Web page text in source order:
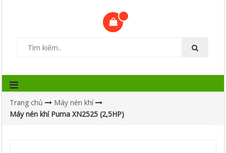
Trang chủ
Máy nén khí
Máy nén khí Puma XN2525 (2,5HP)